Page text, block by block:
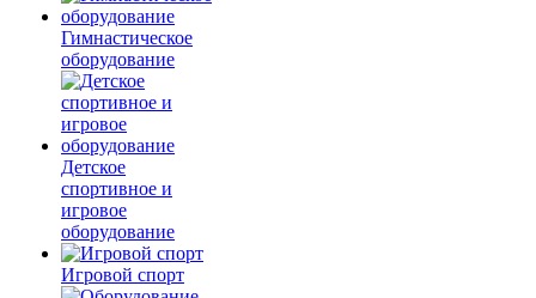
Гимнастическое
оборудование
Детское
спортивное и
игровое
оборудование
Игровой спорт